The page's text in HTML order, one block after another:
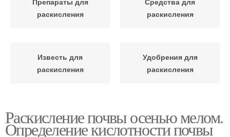
раскисления
раскисления
Известь для
раскисления
Удобрения для
раскисления
Раскисление почвы осенью мелом.
Определение кислотности почвы